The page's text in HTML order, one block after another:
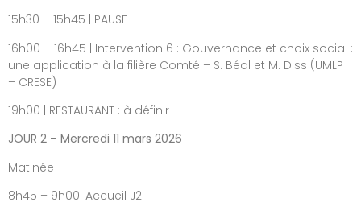
15h30 – 15h45 | PAUSE
16h00 – 16h45 | Intervention 6 : Gouvernance et choix social :
une application à la filière Comté – S. Béal et M. Diss (UMLP
– CRESE)
19h00 | RESTAURANT : à définir
JOUR 2 – Mercredi 11 mars 2026
Matinée
8h45 – 9h00| Accueil J2